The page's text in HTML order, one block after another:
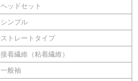
ヘッドセット
シンプル
ストレートタイプ
接着繊維（粘着繊維）
一般袖